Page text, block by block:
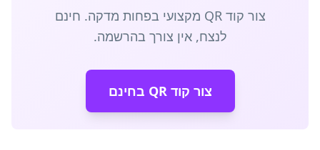
צור קוד QR מקצועי בפחות מדקה. חינם
לנצח, אין צורך בהרשמה.
צור קוד QR בחינם